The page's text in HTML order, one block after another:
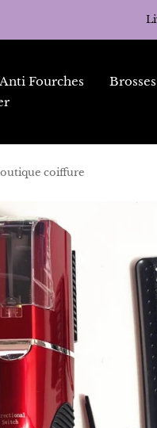
Fourches
coiffure